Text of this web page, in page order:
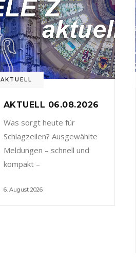
AKTUELL
AKTUELL 06.08.2026
Was sorgt heute für
Schlagzeilen? Ausgewählte
Meldungen – schnell und
kompakt –
6. August 2026